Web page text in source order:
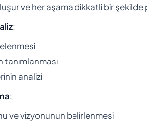
ve her aşama dikkatli bir şekilde
:
analizi
:
ve vizyonunun belirlenmesi